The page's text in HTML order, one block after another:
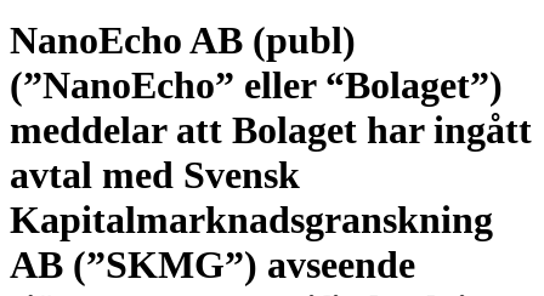
NanoEcho AB (publ)
(”NanoEcho” eller “Bolaget”)
meddelar att Bolaget har ingått
avtal med Svensk
Kapitalmarknadsgranskning
AB (”SKMG”) avseende